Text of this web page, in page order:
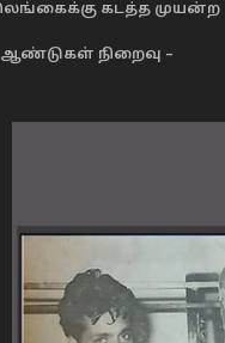
இலங்கைக்கு கடத்த முயன்ற
ஆண்டுகள் நிறைவு –